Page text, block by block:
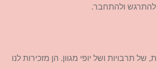
להתרגש ולהתחבר.
תרבויות ושל יופי מגוון. הן מזכירות לנו